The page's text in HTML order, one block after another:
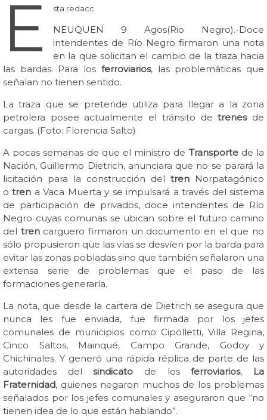
E sta redacc
NEUQUEN 9 Agos(Rio Negro).-Doce
intendentes de Río Negro firmaron una nota
en la que solicitan el cambio de la traza hacia
las bardas. Para los ferroviarios, las problemáticas que
señalan no tienen sentido.
La traza que se pretende utiliza para llegar a la zona
petrolera posee actualmente el tránsito detrenesde
cargas. (Foto: Florencia Salto)
A pocas semanas de que el ministro de Transportede la
Nación, Guillermo Dietrich, anunciara que no se parará la
licitación para la construcción del tren Norpatagónico
otren a Vaca Muerta y se impulsará a través del sistema
de participación de privados, doce intendentes de Río
Negro cuyas comunas se ubican sobre el futuro camino
del trencarguero firmaron un documento en el que no
sólo propusieron que las vías se desvíen por la barda para
evitar las zonas pobladas sino que también señalaron una
extensa serie de problemas que el paso de las
formaciones generaría.
La nota, que desde la cartera de Dietrich se asegura que
nunca les fue enviada, fue firmada por los jefes
comunales de municipios como Cipolletti, Villa Regina,
Cinco Saltos, Mainqué, Campo Grande, Godoy y
Chichinales. Y generó una rápida réplica de parte de las
autoridades delsindicato de losferroviarios,
La
Fraternidad, quienes negaron muchos de los problemas
señalados por los jefes comunales y aseguraron que “no
tienen idea de lo que están hablando”.